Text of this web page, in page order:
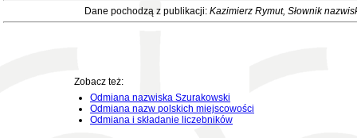
Dane pochodzą z publikacji: Kazimierz Rymut, Słownik
Zobacz też:
Odmiana nazwiska Szurakowski
Odmiana nazw polskich miejscowości
Odmiana i składanie liczebników